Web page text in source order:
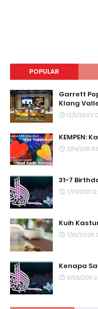
POPULAR
Garrett
Klang
12/11/2022
KEMPEN:
2/14/2011
31-7
7/01/2011
Kuih
7/10/2026
Kenapa
3/05/2011